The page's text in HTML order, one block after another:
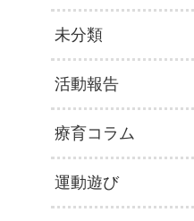
未分類
活動報告
療育コラム
運動遊び